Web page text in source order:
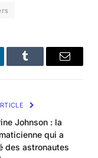
Tumblr Email
Johnson : la
qui a
des astronautes